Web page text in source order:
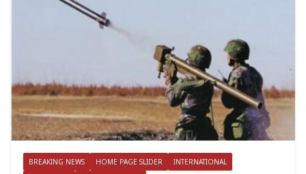
BREAKING NEWS HOME PAGE SLIDER
INTERNATIONAL